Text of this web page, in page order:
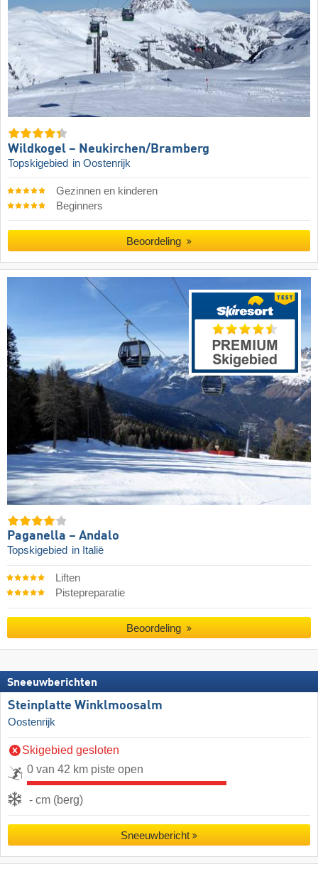
Wildkogel – Neukirchen/​Bramberg
Topskigebied in Oostenrijk
Gezinnen en kinderen
Beginners
Beoordeling
Paganella – Andalo
Topskigebied in Italië
Liften
Pistepreparatie
Beoordeling
Sneeuwberichten
Steinplatte Winklmoosalm
Oostenrijk
Skigebied gesloten
0 van 42 km piste open
- cm (berg)
Sneeuwbericht